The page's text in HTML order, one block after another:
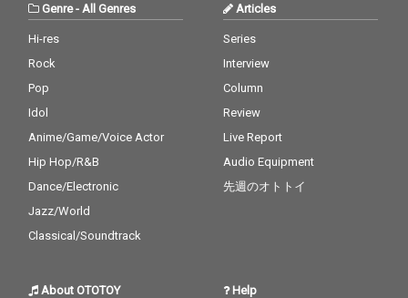
Genre- All Genres
Hi-res
Rock
Pop
Idol
Anime/Game/Voice Actor
Hip Hop/R&B
Dance/Electronic
Jazz/World
Classical/Soundtrack
Articles
Series
Interview
Column
Review
Live Report
Audio Equipment
先週のオトトイ
About OTOTOY Help